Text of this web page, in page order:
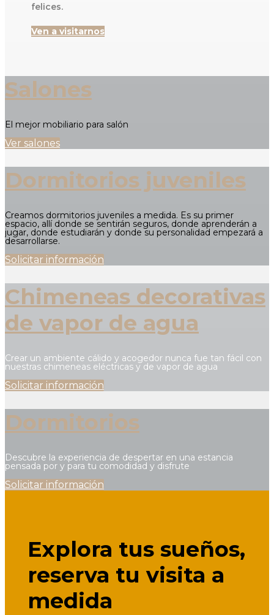
felices.
Ven a visitarnos
Salones
El mejor mobiliario para salón
Ver salones
Dormitorios juveniles
Creamos dormitorios juveniles a medida. Es su primer
espacio, allí donde se sentirán seguros, donde aprenderán a
jugar, donde estudiarán y donde su personalidad empezará a
desarrollarse.
Solicitar información
Chimeneas decorativas
de vapor de agua
Crear un ambiente cálido y acogedor nunca fue tan fácil con
nuestras chimeneas eléctricas y de vapor de agua
Solicitar información
Dormitorios
Descubre la experiencia de despertar en una estancia
pensada por y para tu comodidad y disfrute
Solicitar información
Explora tus sueños,
reserva tu visita a
medida